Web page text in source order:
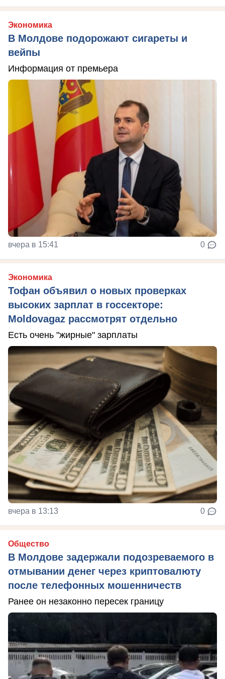
Экономика
В Молдове подорожают сигареты и
вейпы
Информация от премьера
вчера в 15:41 0
Экономика
Тофан объявил о новых проверках
высоких зарплат в госсекторе:
Moldovagaz рассмотрят отдельно
Есть очень "жирные" зарплаты
вчера в 13:13 0
Общество
В Молдове задержали подозреваемого в
отмывании денег через криптовалюту
после телефонных мошенничеств
Ранее он незаконно пересек границу